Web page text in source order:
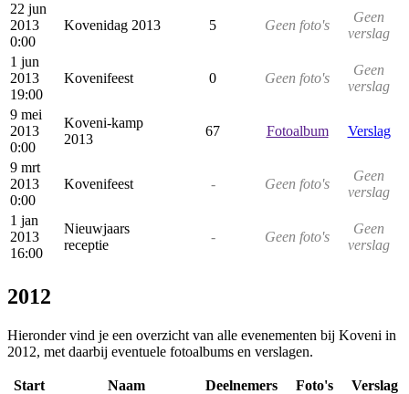
22 jun
2013
0:00
Kovenidag 2013 5 Geen foto's
Geen
verslag
1 jun
2013
19:00
Kovenifeest 0 Geen foto's
Geen
verslag
9 mei
2013
0:00
Koveni-kamp
2013
67 Fotoalbum Verslag
9 mrt
2013
0:00
Kovenifeest - Geen foto's
Geen
verslag
1 jan
2013
16:00
Nieuwjaars
receptie
- Geen foto's
Geen
verslag
2012
Hieronder vind je een overzicht van alle evenementen bij Koveni in
2012, met daarbij eventuele fotoalbums en verslagen.
Start Naam Deelnemers Foto's Verslag